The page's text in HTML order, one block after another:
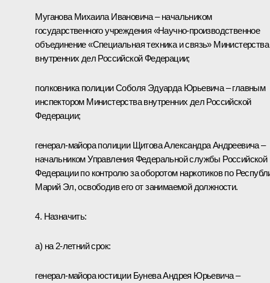
Муганова Михаила Ивановича – начальником
государственного учреждения «Научно-производственное
объединение «Специальная техника и связь» Министерства
внутренних дел Российской Федерации;
полковника полиции Соболя Эдуарда Юрьевича – главным
инспектором Министерства внутренних дел Российской
Федерации;
генерал-майора полиции Щитова Александра Андреевича –
начальником Управления Федеральной службы Российской
Федерации по контролю за оборотом наркотиков по
Марий Эл, освободив его от занимаемой должности.
4. Назначить:
а) на 2-летний срок:
генерал-майора юстиции Бунева Андрея Юрьевича –